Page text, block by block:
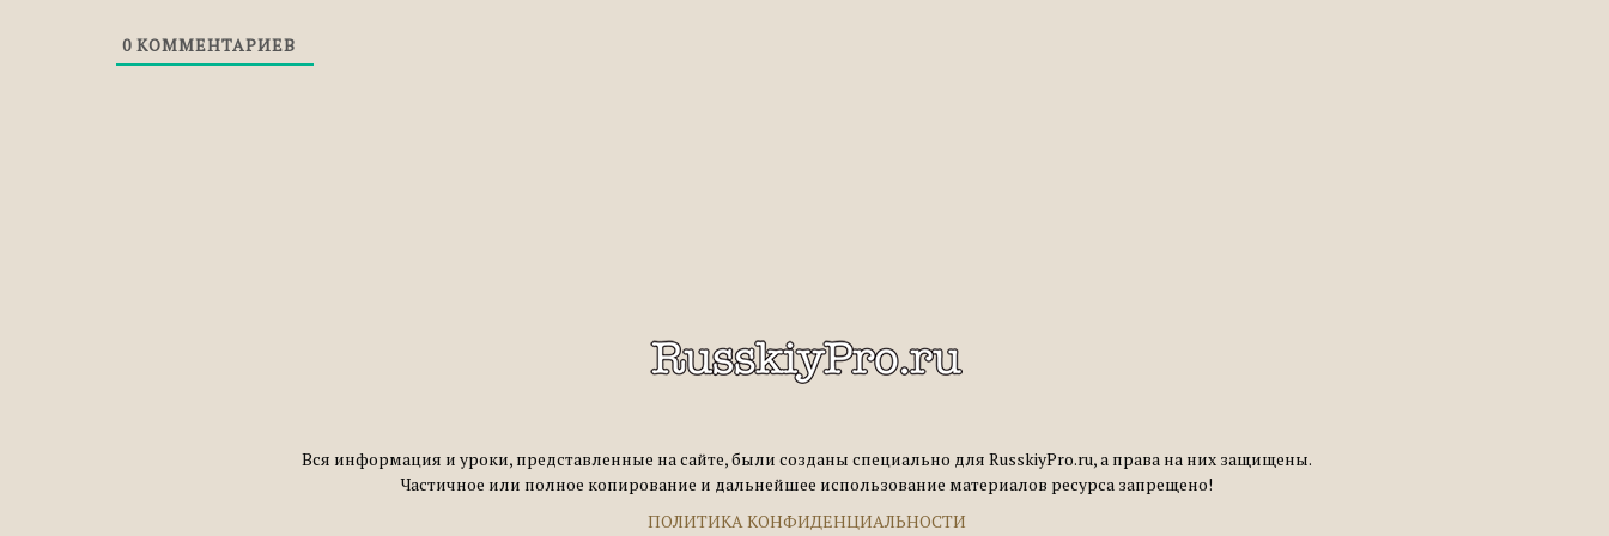
0 КОММЕНТАРИЕВ
Вся информация и уроки, представленные на сайте, были созданы специально для RusskiyPro.ru, а права на них защищены.
Частичное или полное копирование и дальнейшее использование материалов ресурса запрещено!
ПОЛИТИКА КОНФИДЕНЦИАЛЬНОСТИ